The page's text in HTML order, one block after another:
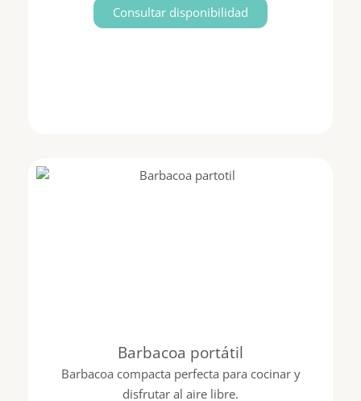
Consultar disponibilidad
Barbacoa portátil
Barbacoa compacta perfecta para cocinar y
disfrutar al aire libre.